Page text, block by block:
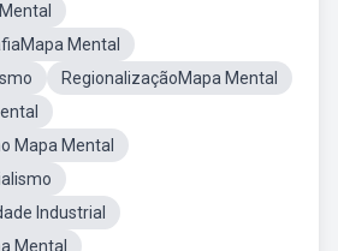
Mental
RegionalizaçãoMapa Mental
Mapa Mental
Industrial
Mental